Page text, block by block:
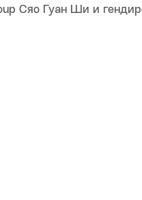
Сяо Гуан Ши и